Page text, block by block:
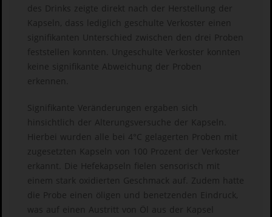
des Drinks zeigte direkt nach der Herstellung der
Kapseln, dass lediglich geschulte Verkoster einen
signifikanten Unterschied zwischen den drei Proben
feststellen konnten. Ungeschulte Verkoster konnten
keine signifikante Abweichung der Proben
erkennen.
Signifikante Veränderungen ergaben sich
hinsichtlich der Alterungsversuche der Kapseln.
Hierbei wurden alle bei 4°C gelagerten Proben mit
zugesetzten Kapseln von 100 Prozent der Verkoster
erkannt. Die Hefekapseln fielen sensorisch mit
einem stark oxidierten Geschmack auf. Zudem hatte
die Probe einen öligen und benetzenden Eindruck,
was auf einen Austritt von Öl aus der Kapsel